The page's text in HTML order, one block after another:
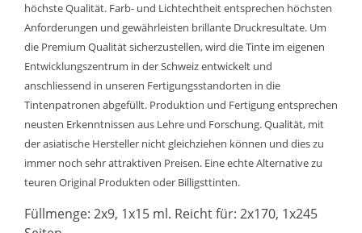
höchste Qualität. Farb- und Lichtechtheit entsprechen höchsten
Anforderungen und gewährleisten brillante Druckresultate. Um
die Premium Qualität sicherzustellen, wird die Tinte im eigenen
Entwicklungszentrum in der Schweiz entwickelt und
anschliessend in unseren Fertigungsstandorten in die
Tintenpatronen abgefüllt. Produktion und Fertigung entsprechen
neusten Erkenntnissen aus Lehre und Forschung. Qualität, mit
der asiatische Hersteller nicht gleichziehen können und dies zu
immer noch sehr attraktiven Preisen. Eine echte Alternative zu
teuren Original Produkten oder Billigsttinten.
Füllmenge: 2x9, 1x15 ml. Reicht für: 2x170, 1x245